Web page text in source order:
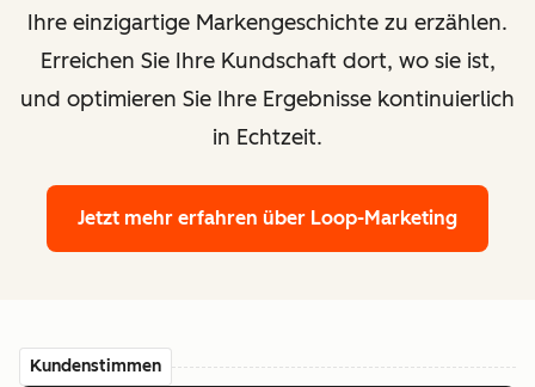
Ihre einzigartige Markengeschichte zu erzählen.
Erreichen Sie Ihre Kundschaft dort, wo sie ist,
und optimieren Sie Ihre Ergebnisse kontinuierlich
in Echtzeit.
Jetzt mehr erfahren über Loop-Marketing
Kundenstimmen